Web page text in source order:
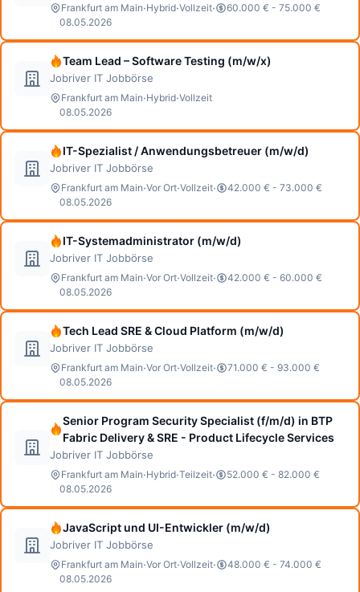
Frankfurt am Main·Hybrid·Vollzeit·
60.000 € - 75.000 €
08.05.2026
Team Lead – Software Testing (m/w/x)
Jobriver IT Jobbörse
Frankfurt am Main·Hybrid·Vollzeit
08.05.2026
IT-Spezialist / Anwendungsbetreuer (m/w/d)
Jobriver IT Jobbörse
Frankfurt am Main·Vor Ort·Vollzeit·
42.000 € - 73.000 €
08.05.2026
IT-Systemadministrator (m/w/d)
Jobriver IT Jobbörse
Frankfurt am Main·Vor Ort·Vollzeit·
42.000 € - 60.000 €
08.05.2026
Tech Lead SRE & Cloud Platform (m/w/d)
Jobriver IT Jobbörse
Frankfurt am Main·Vor Ort·Vollzeit·
71.000 € - 93.000 €
08.05.2026
Senior Program Security Specialist (f/m/d) in BTP
Fabric Delivery & SRE - Product Lifecycle Services
Jobriver IT Jobbörse
Frankfurt am Main·Hybrid·Teilzeit·
52.000 € - 82.000 €
08.05.2026
JavaScript und UI-Entwickler (m/w/d)
Jobriver IT Jobbörse
Frankfurt am Main·Vor Ort·Vollzeit·
48.000 € - 74.000 €
08.05.2026